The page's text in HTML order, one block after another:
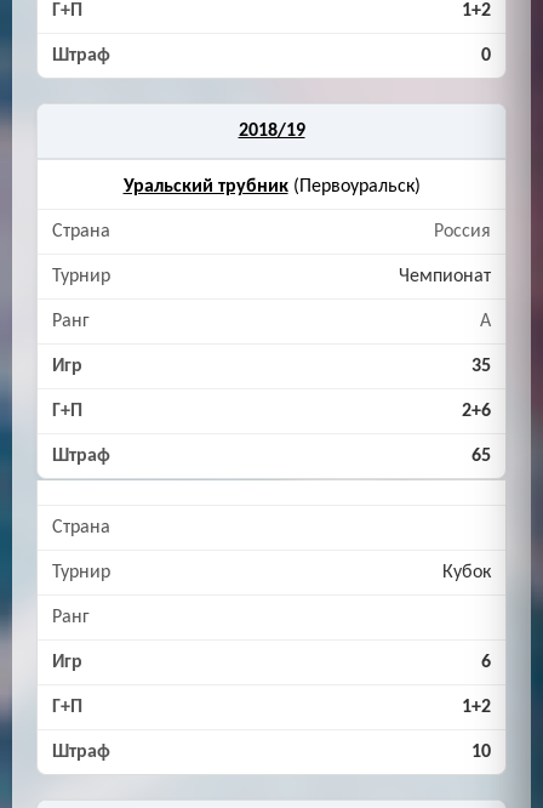
1+2
0
2018/19
Уральский трубник(Первоуральск)
Россия
Чемпионат
A
35
2+6
65
Кубок
6
1+2
10